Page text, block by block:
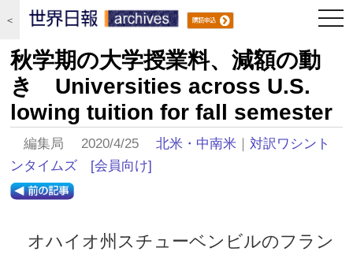
＜
秋学期の大学授業料、減額の動
き Universities across U.S.
lowing tuition for fall semester
編集局 2020/4/25北米・中南米 ｜対訳ワシント
ンタイムズ
[会員向け]
オハイオ州スチューベンビルのフラン